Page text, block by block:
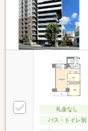
礼金なし
バス・トイレ別